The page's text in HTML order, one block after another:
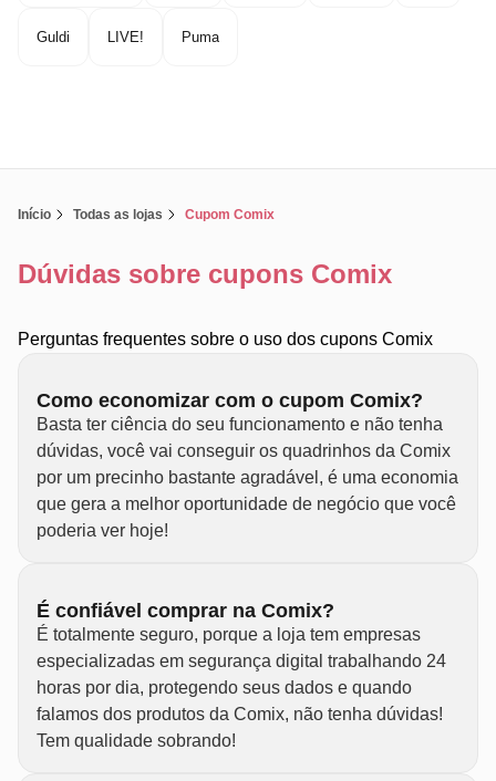
Guldi LIVE! Puma
Início Todas as lojas Cupom Comix
Dúvidas sobre cupons Comix
Perguntas frequentes sobre o uso dos cupons Comix
Como economizar com o cupom Comix?
Basta ter ciência do seu funcionamento e não tenha
dúvidas, você vai conseguir os quadrinhos da Comix
por um precinho bastante agradável, é uma economia
que gera a melhor oportunidade de negócio que você
poderia ver hoje!
É confiável comprar na Comix?
É totalmente seguro, porque a loja tem empresas
especializadas em segurança digital trabalhando 24
horas por dia, protegendo seus dados e quando
falamos dos produtos da Comix, não tenha dúvidas!
Tem qualidade sobrando!